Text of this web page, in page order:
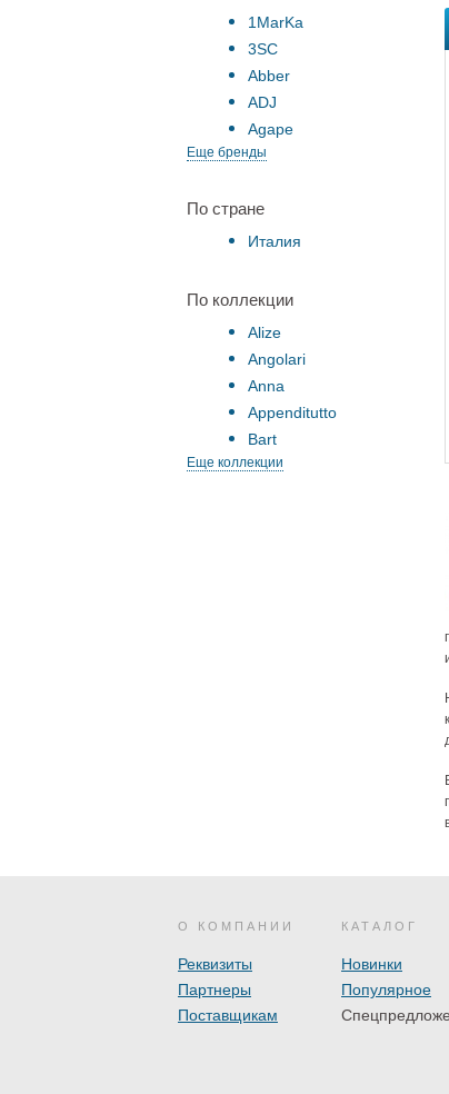
1MarKa
3SC
Abber
ADJ
Agape
Еще бренды
По стране
Италия
По коллекции
Alize
Angolari
Anna
Appenditutto
Bart
Еще коллекции
О КОМПАНИИ
Реквизиты
Партнеры
Поставщикам
КАТАЛОГ
Новинки
Популярное